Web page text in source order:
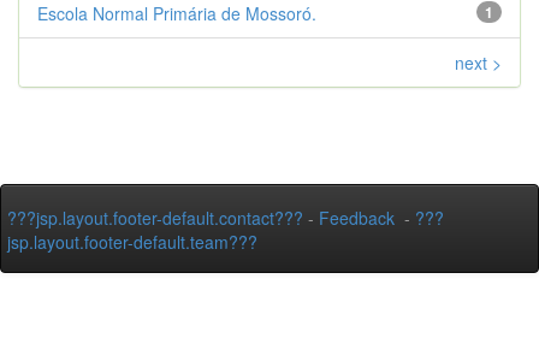
1
Escola Normal Primária de Mossoró.
next >
???jsp.layout.footer-default.contact??? - Feedback - ???
jsp.layout.footer-default.team???